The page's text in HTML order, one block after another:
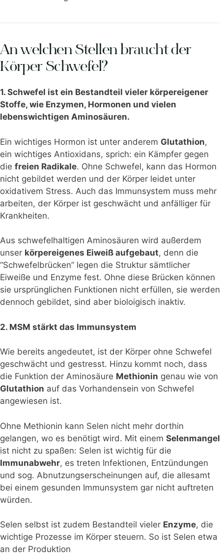
An welchen Stellen braucht der
Körper Schwefel?
1. Schwefel ist ein Bestandteil vieler körpereigener
Stoffe, wie Enzymen, Hormonen und vielen
lebenswichtigen Aminosäuren.
Ein wichtiges Hormon ist unter anderem Glutathion,
ein wichtiges Antioxidans, sprich: ein Kämpfer gegen
die freien Radikale. Ohne Schwefel, kann das Hormon
nicht gebildet werden und der Körper leidet unter
oxidativem Stress. Auch das Immunsystem muss mehr
arbeiten, der Körper ist geschwächt und anfälliger für
Krankheiten.
Aus schwefelhaltigen Aminosäuren wird außerdem
unser körpereigenes Eiweiß aufgebaut, denn die
“Schwefelbrücken” legen die Struktur sämtlicher
Eiweiße und Enzyme fest. Ohne diese Brücken können
sie ursprünglichen Funktionen nicht erfüllen, sie werden
dennoch gebildet, sind aber bioloigisch inaktiv.
2. MSM stärkt das Immunsystem
Wie bereits angedeutet, ist der Körper ohne Schwefel
geschwächt und gestresst. Hinzu kommt noch, dass
die Funktion der Aminosäure Methionin genau wie von
Glutathion auf das Vorhandensein von Schwefel
angewiesen ist.
Ohne Methionin kann Selen nicht mehr dorthin
gelangen, wo es benötigt wird. Mit einem Selenmangel
ist nicht zu spaßen: Selen ist wichtig für die
Immunabwehr, es treten Infektionen, Entzündungen
und sog. Abnutzungserscheinungen auf, die allesamt
bei einem gesunden Immunsystem gar nicht auftreten
würden.
Selen selbst ist zudem Bestandteil vieler Enzyme, die
wichtige Prozesse im Körper steuern. So ist Selen etwa
an der Produktion